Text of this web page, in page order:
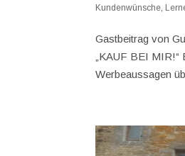
Kundenwünsche
Gastbeitrag von
„KAUF BEI
Werbeaussagen